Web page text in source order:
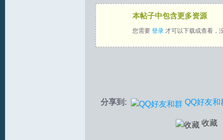
本帖子中包含更多资源
您需要 登录 才可以下载或查看，
分享到: QQ好友和
收藏